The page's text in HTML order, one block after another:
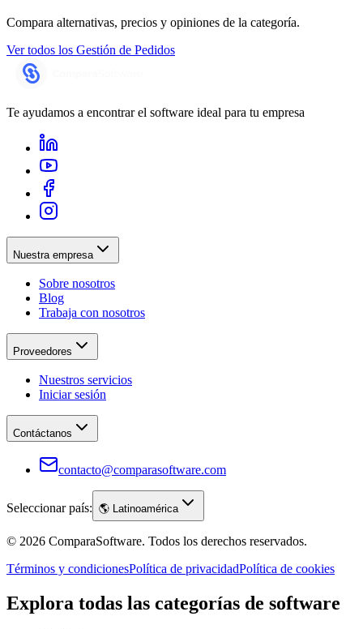
Compara alternativas, precios y opiniones de la categoría.
Ver todos los Gestión de Pedidos
Te ayudamos a encontrar el software ideal para tu empresa
Nuestra empresa
Sobre nosotros
Blog
Trabaja con nosotros
Proveedores
Nuestros servicios
Iniciar sesión
Contáctanos
contacto@comparasoftware.com
Seleccionar país: 🌎 Latinoamérica
© 2026 ComparaSoftware. Todos los derechos reservados.
Términos y condicionesPolítica de privacidadPolítica de cookies
Explora todas las categorías de software